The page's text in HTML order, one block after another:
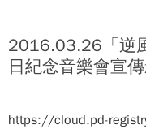
2016.03.26「逆
日紀念音樂會宣
https://cloud.pd-